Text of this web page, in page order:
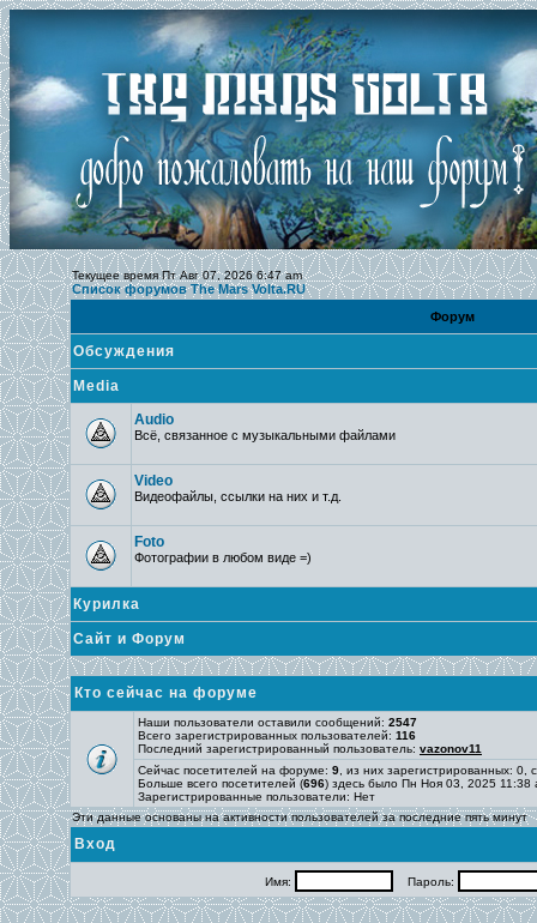
Текущее время Пт Авг 07, 2026 6:47 am
Список форумов The Mars Volta.RU
Форум
Обсуждения
Media
Audio
Всё, связанное с музыкальными файлами
Video
Видеофайлы, ссылки на них и т.д.
Foto
Фотографии в любом виде =)
Курилка
Сайт и Форум
Кто сейчас на форуме
Наши пользователи оставили сообщений: 2547
Всего зарегистрированных пользователей: 116
Последний зарегистрированный пользователь: vazonov11
Сейчас посетителей на форуме: 9 , из них зарегистрированных:
Больше всего посетителей (696) здесь было Пн Ноя 03, 2025 11:38
Зарегистрированные пользователи: Нет
Эти данные основаны на активности пользователей за последние пять минут
Вход
Имя: Пароль: